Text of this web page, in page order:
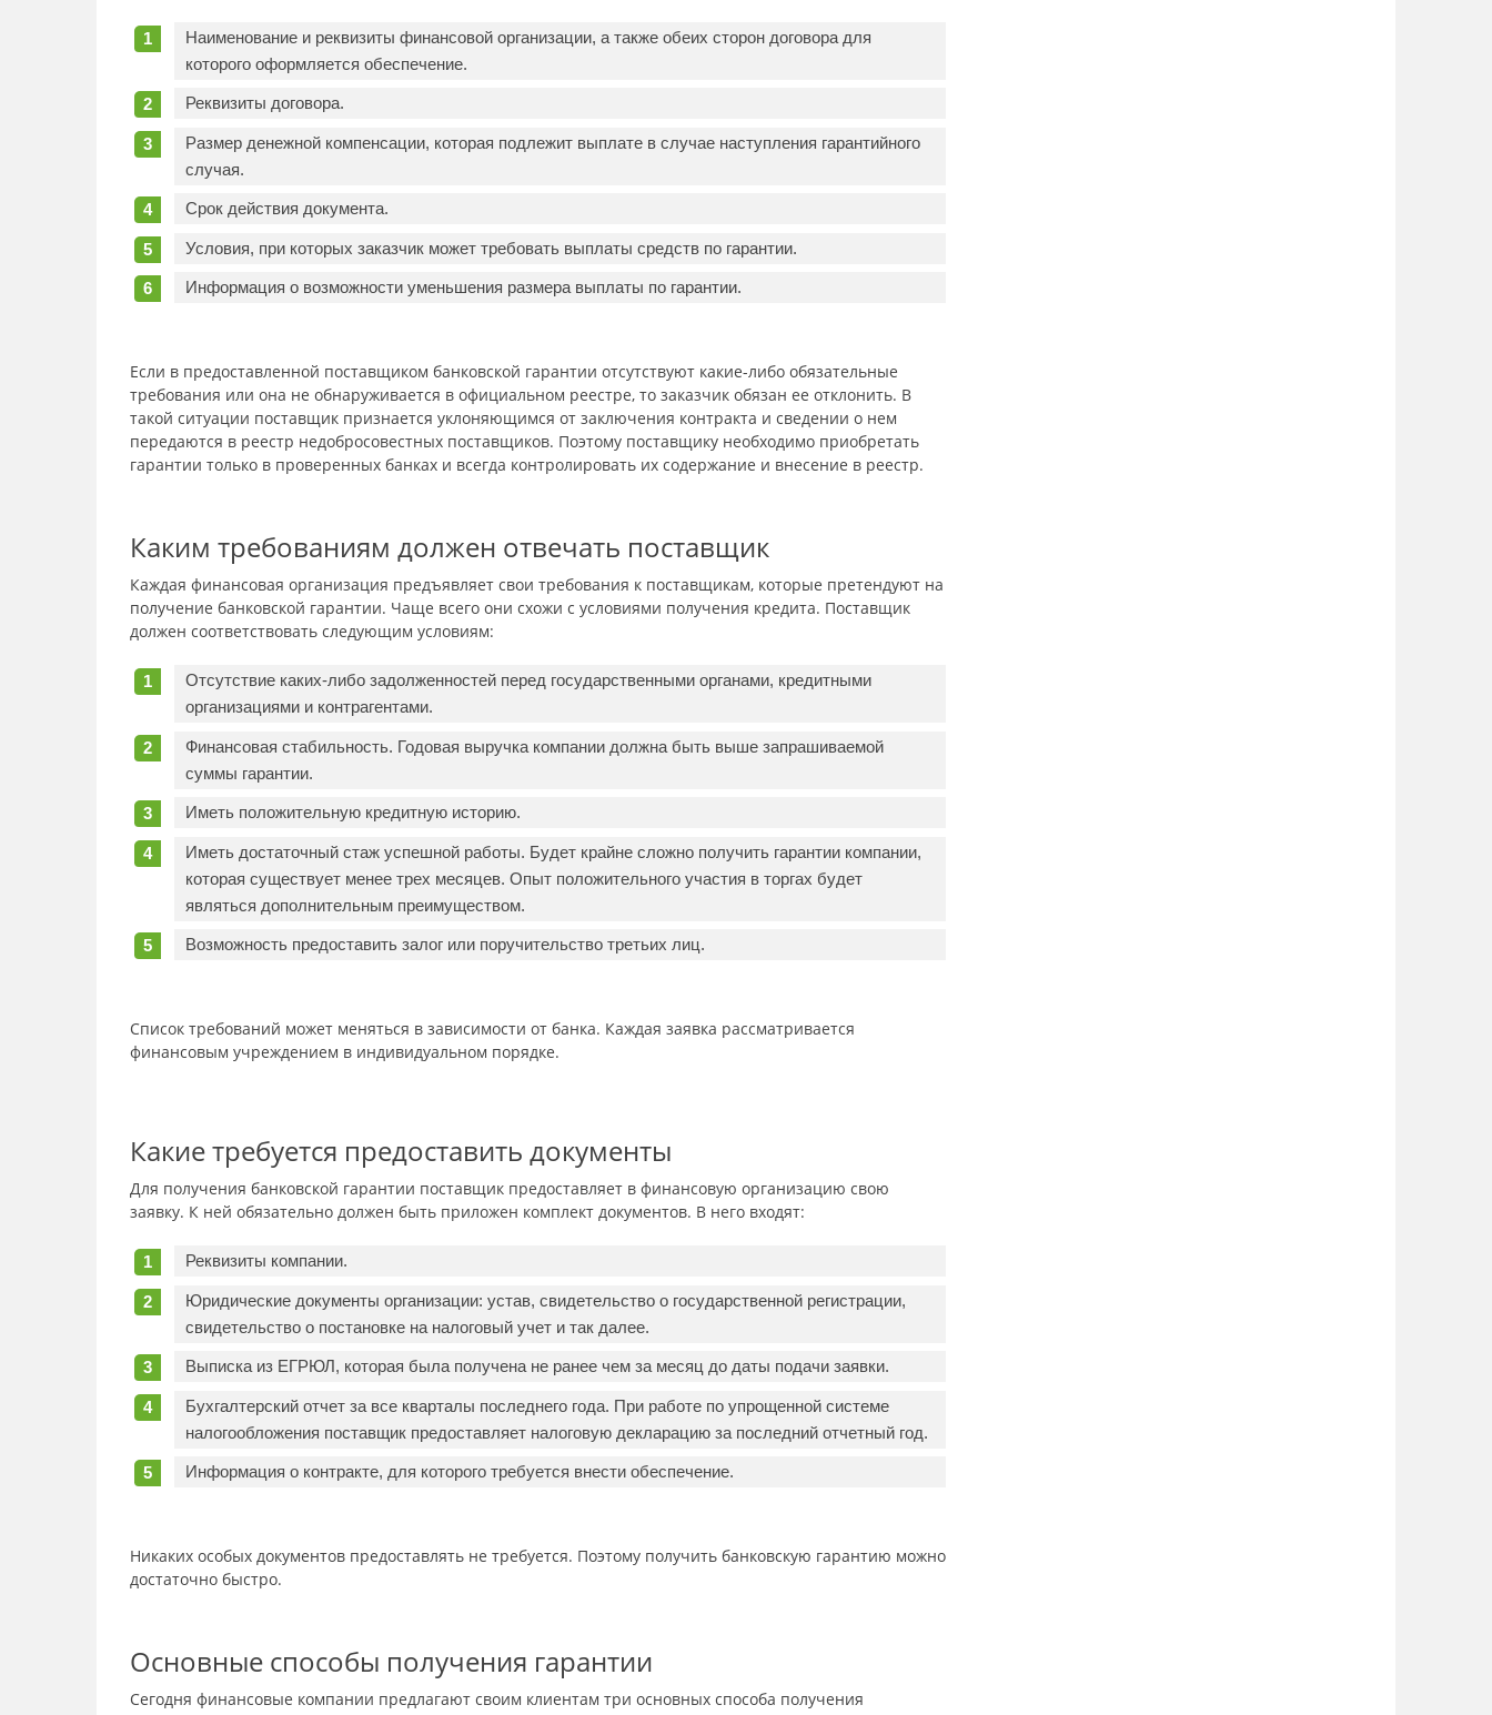
Наименование и реквизиты финансовой организации, а также обеих сторон договора для
которого оформляется обеспечение.
Реквизиты договора.
Размер денежной компенсации, которая подлежит выплате в случае наступления гарантийного
случая.
Срок действия документа.
Условия, при которых заказчик может требовать выплаты средств по гарантии.
Информация о возможности уменьшения размера выплаты по гарантии.
Если в предоставленной поставщиком банковской гарантии отсутствуют какие-либо обязательные
требования или она не обнаруживается в официальном реестре, то заказчик обязан ее отклонить. В
такой ситуации поставщик признается уклоняющимся от заключения контракта и сведении о нем
передаются в реестр недобросовестных поставщиков. Поэтому поставщику необходимо приобретать
гарантии только в проверенных банках и всегда контролировать их содержание и внесение в реестр.
Каким требованиям должен отвечать поставщик
Каждая финансовая организация предъявляет свои требования к поставщикам, которые претендуют на
получение банковской гарантии. Чаще всего они схожи с условиями получения кредита. Поставщик
должен соответствовать следующим условиям:
Отсутствие каких-либо задолженностей перед государственными органами, кредитными
организациями и контрагентами.
Финансовая стабильность. Годовая выручка компании должна быть выше запрашиваемой
суммы гарантии.
Иметь положительную кредитную историю.
Иметь достаточный стаж успешной работы. Будет крайне сложно получить гарантии компании,
которая существует менее трех месяцев. Опыт положительного участия в торгах будет
являться дополнительным преимуществом.
Возможность предоставить залог или поручительство третьих лиц.
Список требований может меняться в зависимости от банка. Каждая заявка рассматривается
финансовым учреждением в индивидуальном порядке.
Какие требуется предоставить документы
Для получения банковской гарантии поставщик предоставляет в финансовую организацию свою
заявку. К ней обязательно должен быть приложен комплект документов. В него входят:
Реквизиты компании.
Юридические документы организации: устав, свидетельство о государственной регистрации,
свидетельство о постановке на налоговый учет и так далее.
Выписка из ЕГРЮЛ, которая была получена не ранее чем за месяц до даты подачи заявки.
Бухгалтерский отчет за все кварталы последнего года. При работе по упрощенной системе
налогообложения поставщик предоставляет налоговую декларацию за последний отчетный год.
Информация о контракте, для которого требуется внести обеспечение.
Никаких особых документов предоставлять не требуется. Поэтому получить банковскую гарантию можно
достаточно быстро.
Основные способы получения гарантии
Сегодня финансовые компании предлагают своим клиентам три основных способа получения